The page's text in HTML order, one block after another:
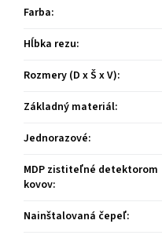
Farba:
Hĺbka rezu:
Rozmery (D x Š x V):
Základný materiál:
Jednorazové:
MDP zistiteľné detektorom
kovov:
Nainštalovaná čepeľ: